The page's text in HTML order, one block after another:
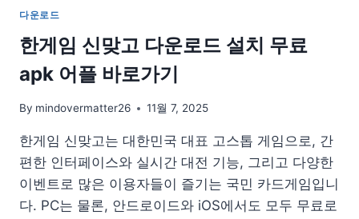
PC
설
치
기
용
다운로드
한게임 신맞고 다운로드 설치 무료
apk 어플 바로가기
By mindovermatter26 11월 7, 2025
한게임 신맞고는 대한민국 대표 고스톱 게임으로, 간
편한 인터페이스와 실시간 대전 기능, 그리고 다양한
이벤트로 많은 이용자들이 즐기는 국민 카드게임입니
다. PC는 물론, 안드로이드와 iOS에서도 모두 무료로